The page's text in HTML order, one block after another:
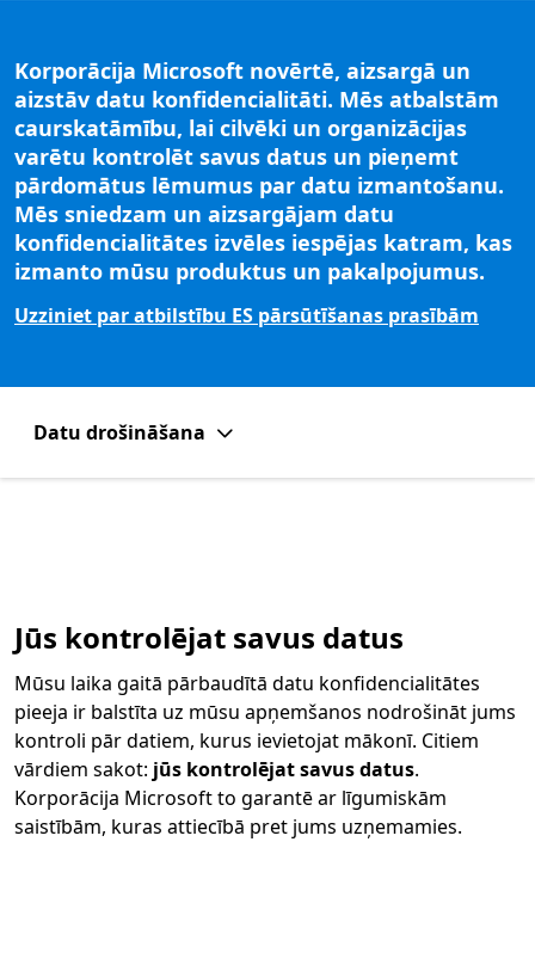
Korporācija Microsoft novērtē, aizsargā un
aizstāv datu konfidencialitāti. Mēs atbalstām
caurskatāmību, lai cilvēki un organizācijas
varētu kontrolēt savus datus un pieņemt
pārdomātus lēmumus par datu izmantošanu.
Mēs sniedzam un aizsargājam datu
konfidencialitātes izvēles iespējas katram, kas
izmanto mūsu produktus un pakalpojumus.
Uzziniet par atbilstību ES pārsūtīšanas prasībām
Datu drošināšana
Jūs kontrolējat savus datus
Mūsu laika gaitā pārbaudītā datu konfidencialitātes
pieeja ir balstīta uz mūsu apņemšanos nodrošināt jums
kontroli pār datiem, kurus ievietojat mākonī. Citiem
vārdiem sakot: jūs kontrolējat savus datus.
Korporācija Microsoft to garantē ar līgumiskām
saistībām, kuras attiecībā pret jums uzņemamies.